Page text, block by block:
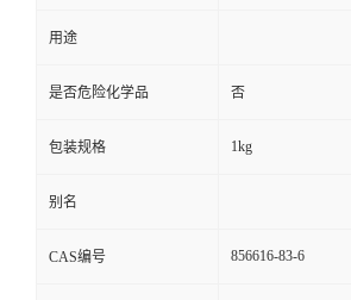
用途
是否危险化学品 否
包装规格 1kg
别名
CAS编号 856616-83-6